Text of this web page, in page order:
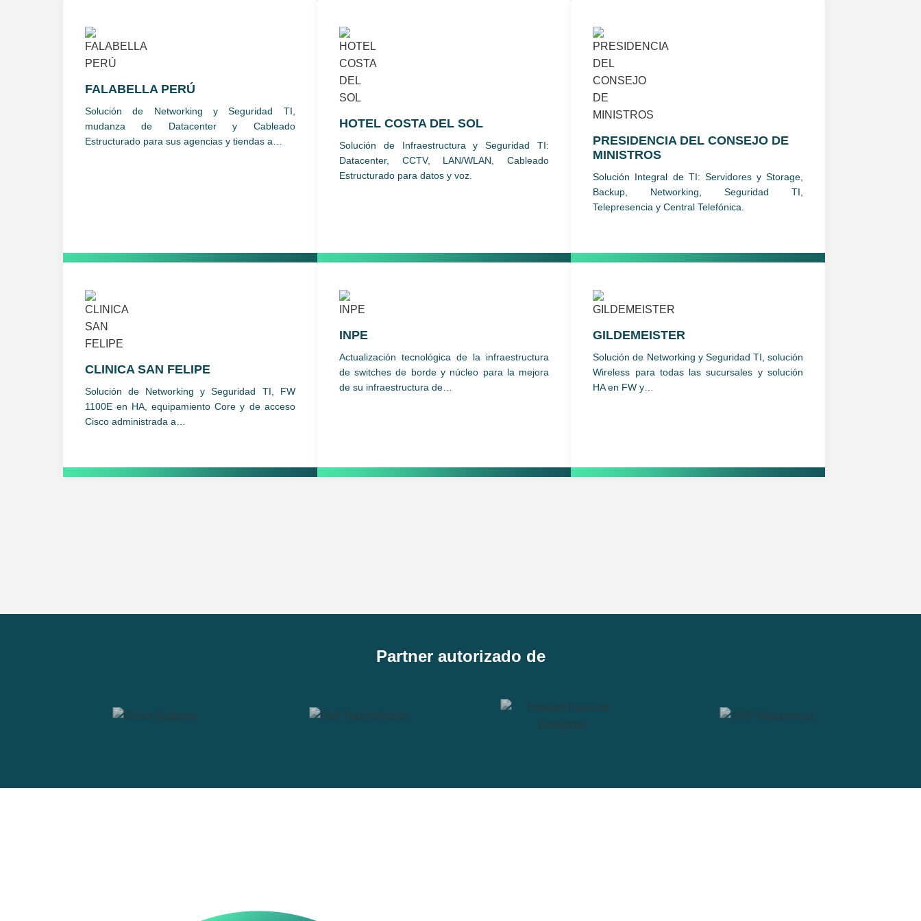
FALABELLA PERÚ
Solución de Networking y Seguridad TI,
mudanza de Datacenter y Cableado
Estructurado para sus agencias y tiendas a…
HOTEL COSTA DEL SOL
Solución de Infraestructura y Seguridad TI:
Datacenter, CCTV, LAN/WLAN, Cableado
Estructurado para datos y voz.
PRESIDENCIA DEL CONSEJO DE
MINISTROS
Solución Integral de TI: Servidores y Storage,
Backup, Networking, Seguridad TI,
Telepresencia y Central Telefónica.
CLINICA SAN FELIPE
Solución de Networking y Seguridad TI, FW
1100E en HA, equipamiento Core y de acceso
Cisco administrada a…
INPE
Actualización tecnológica de la infraestructura
de switches de borde y núcleo para la mejora
de su infraestructura de…
GILDEMEISTER
Solución de Networking y Seguridad TI, solución
Wireless para todas las sucursales y solución
HA en FW y…
Partner autorizado de